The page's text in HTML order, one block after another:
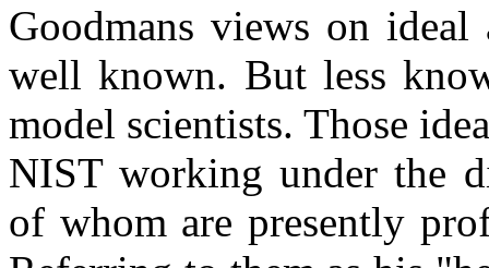
Goodmans views on
well known. But less
model scientists. Those
NIST working under the
of whom are presently